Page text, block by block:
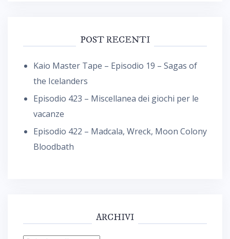
POST RECENTI
Kaio Master Tape – Episodio 19 – Sagas of
the Icelanders
Episodio 423 – Miscellanea dei giochi per le
vacanze
Episodio 422 – Madcala, Wreck, Moon Colony
Bloodbath
ARCHIVI